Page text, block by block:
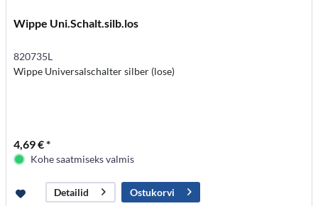
Wippe Uni.Schalt.silb.los
820735L
Wippe Universalschalter silber (lose)
4,69 € *
Kohe saatmiseks valmis
Detailid Ostukorvi